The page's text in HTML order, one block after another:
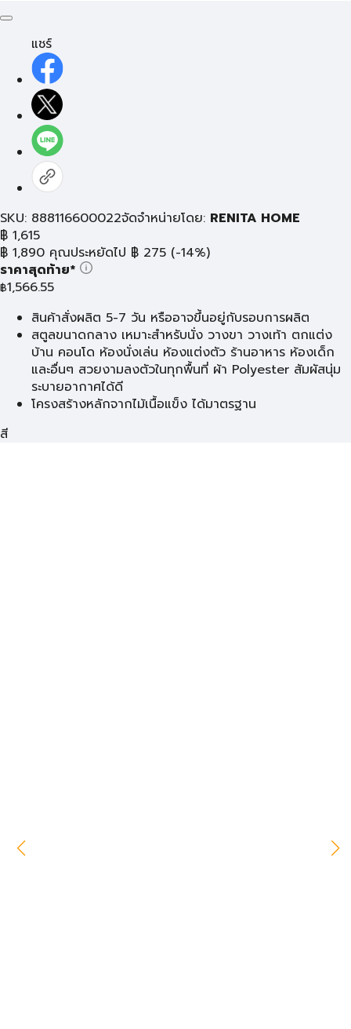
แชร์
SKU: 888116600022จัดจำหน่ายโดย: RENITA HOME
฿ 1,615
฿ 1,890 คุณประหยัดไป ฿ 275 (-14%)
ราคาสุดท้าย*
฿1,566.55
สินค้าสั่งผลิต 5-7 วัน หรืออาจขึ้นอยู่กับรอบการผลิต
สตูลขนาดกลาง เหมาะสำหรับนั่ง วางขา วางเท้า ตกแต่ง
บ้าน คอนโด ห้องนั่งเล่น ห้องแต่งตัว ร้านอาหาร ห้องเด็ก
และอื่นๆ สวยงามลงตัวในทุกพื้นที่ ผ้า Polyester สัมผัสนุ่ม
ระบายอากาศได้ดี
โครงสร้างหลักจากไม้เนื้อแข็ง ได้มาตรฐาน
สี